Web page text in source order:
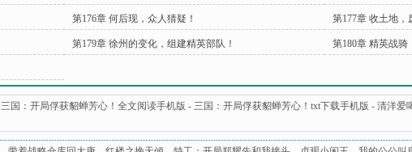
第176章 何后现，众人猜疑！ 第177章 收土地，
第179章 徐州的变化，组建精英部队！ 第180章 精英战骑
三国：开局俘获貂蝉芳心！全文阅读手机版 - 三国：开局俘获貂蝉芳心！txt下载手机版 - 清洋爱